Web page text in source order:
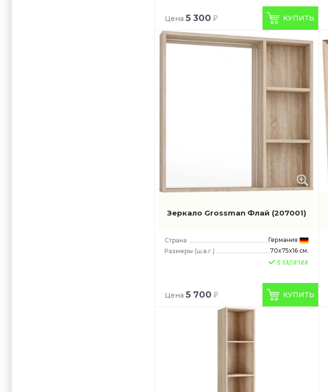
Цена 5 300 КУПИТЬ
Зеркало Grossman Флай (207001)
Германия
(ш.в.г.)
70x75x16 см.
Цена 5 700 КУПИТЬ